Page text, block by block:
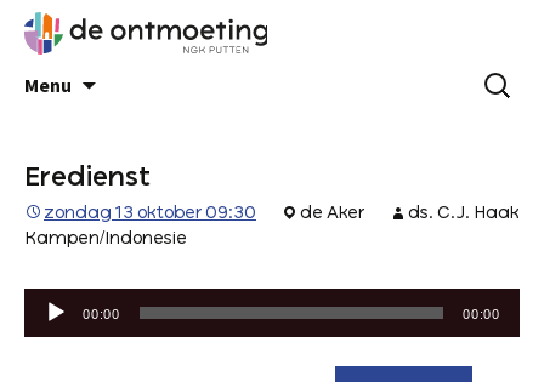
Menu
Eredienst
zondag 13 oktober 09:30 de Aker
ds. C.J. Haak
Kampen/Indonesie
Audiospeler
00:00 00:00